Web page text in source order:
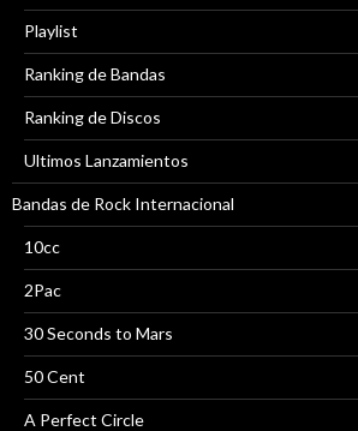
Playlist
Ranking de Bandas
Ranking de Discos
Ultimos Lanzamientos
Bandas de Rock Internacional
10cc
2Pac
30 Seconds to Mars
50 Cent
A Perfect Circle